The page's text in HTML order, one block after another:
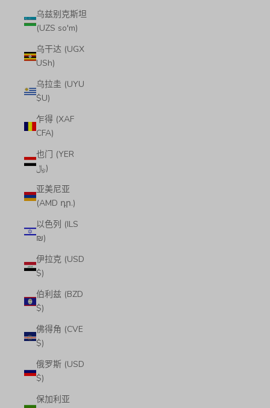
乌兹别克斯坦
(UZS so'm)
乌干达 (UGX
USh)
乌拉圭 (UYU
$U)
乍得 (XAF
CFA)
也门 (YER
﷼)
亚美尼亚
(AMD դր.)
以色列 (ILS
₪)
伊拉克 (USD
$)
伯利兹 (BZD
$)
佛得角 (CVE
$)
俄罗斯 (USD
$)
保加利亚